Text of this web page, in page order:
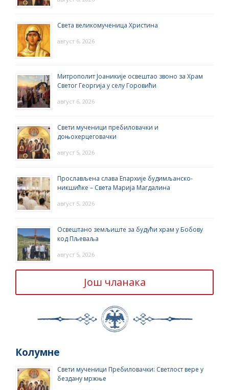
Света великомученица Христина
август 6, 2026
Митрополит Јоаникије освештао звоно за Храм
Светог Георгија у селу Горовићи
август 6, 2026
Свети мученици пребиловачки и
доњохерцеговачки
август 5, 2026
Прослављена слава Епархије будимљанско-
никшићке – Света Марија Магдалина
август 5, 2026
Освештано земљиште за будући храм у Бобову
код Пљеваља
август 5, 2026
Још чланака
Колумне
Свети мученици Пребиловачки: Светлост вере у
бездану мржње